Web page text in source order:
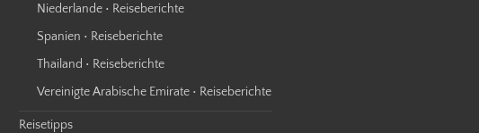
Niederlande • Reiseberichte
Spanien • Reiseberichte
Thailand • Reiseberichte
Vereinigte Arabische Emirate • Reiseberichte
Reisetipps